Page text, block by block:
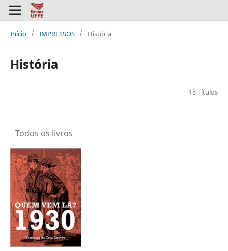
Início / IMPRESSOS / História
História
18 Títulos
Todos os livros